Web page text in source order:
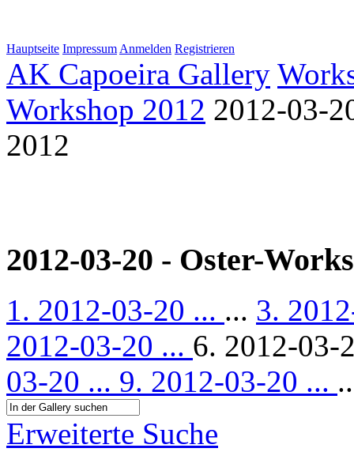
Hauptseite Impressum Anmelden Registrieren
AK Capoeira Gallery
Workshop 2012 2012-03-
2012
2012-03-20 - Oster-
1. 2012-03-20 ... ... 3.
2012-03-20 ... 6. 2012-03-
03-20 ... 9. 2012-03-20 ...
Erweiterte Suche